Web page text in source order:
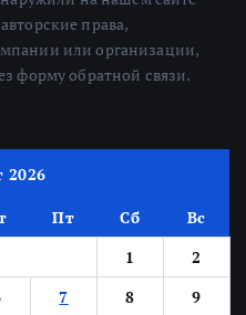
права,
или организации,
форму обратной связи.
2026
Пт Сб
Вс
1
2
7 8
9